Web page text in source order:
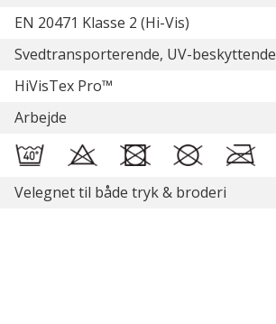
EN 20471 Klasse 2 (Hi-Vis)
Svedtransporterende, UV-
HiVisTex Pro™
Arbejde
Velegnet til både tryk & broderi